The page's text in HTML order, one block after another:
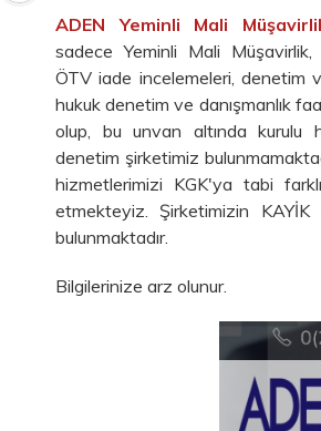
ADEN Yeminli Mali
sadece Yeminli Mali
ÖTV iade incelemeleri, denetim
hukuk denetim ve danışmanlık
olup, bu unvan altında kurulu
denetim şirketimiz
hizmetlerimizi KGK'ya tabi
etmekteyiz. Şirketimizin
bulunmaktadır.
Bilgilerinize arz olunur.